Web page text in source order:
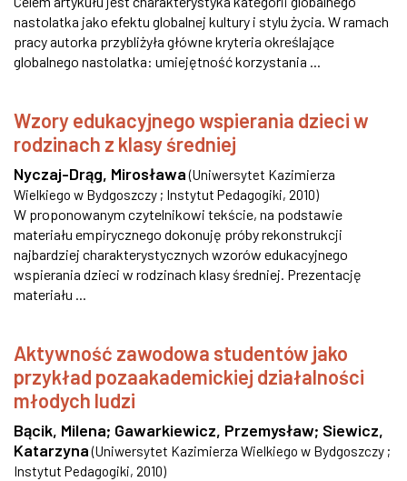
nastolatka jako efektu globalnej kultury i stylu życia. W ramach
pracy autorka przybliżyła główne kryteria określające
globalnego nastolatka: umiejętność korzystania ...
Wzory edukacyjnego wspierania dzieci w
rodzinach z klasy średniej
Nyczaj-Drąg, Mirosława (Uniwersytet Kazimierza
Wielkiego w Bydgoszczy ; Instytut Pedagogiki, 2010)
W proponowanym czytelnikowi tekście, na podstawie
materiału empirycznego dokonuję próby rekonstrukcji
najbardziej charakterystycznych wzorów edukacyjnego
wspierania dzieci w rodzinach klasy średniej. Prezentację
materiału ...
Aktywność zawodowa studentów jako
przykład pozaakademickiej działalności
młodych ludzi
Bącik, Milena; Gawarkiewicz, Przemysław; Siewicz,
Katarzyna (Uniwersytet Kazimierza Wielkiego w Bydgoszczy ;
Instytut Pedagogiki, 2010)